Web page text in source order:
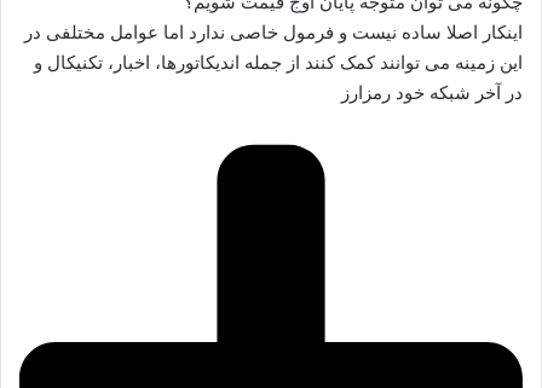
اینکار اصلا ساده نیست و فرمول خاصی ندارد اما عوامل مختلفی در
این زمینه می توانند کمک کنند از جمله اندیکاتورها، اخبار، تکنیکال و
در آخر شبکه خود رمزارز